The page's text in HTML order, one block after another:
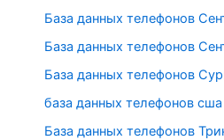
База данных телефонов
База данных телефонов
База данных телефонов
база данных телефонов сша
База данных телефонов